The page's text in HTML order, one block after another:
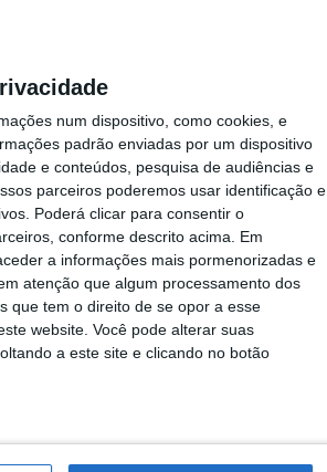
num dispositivo, como cookies, e
padrão enviadas por um dispositivo
e conteúdos, pesquisa de audiências e
parceiros poderemos usar identificação e
Poderá clicar para consentir o
conforme descrito acima. Em
a informações mais pormenorizadas e
atenção que algum processamento dos
que tem o direito de se opor a esse
website. Você pode alterar suas
a este site e clicando no botão
Canal Horeca, que tinha
não só “por serem
produtos locais,
diários – 80% da despesa
de entrega.